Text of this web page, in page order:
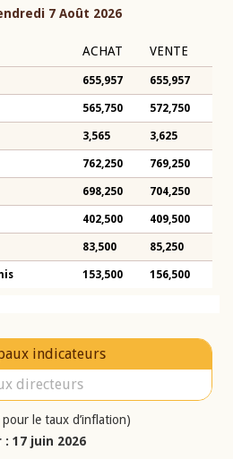
7 Août 2026
ACHAT VENTE
655,957 655,957
565,750 572,750
3,565 3,625
762,250 769,250
698,250 704,250
402,500 409,500
83,500 85,250
153,500 156,500
indicateurs
directeurs
le taux d’inflation)
17 juin 2026